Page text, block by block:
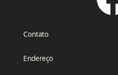
Contato
Endereço